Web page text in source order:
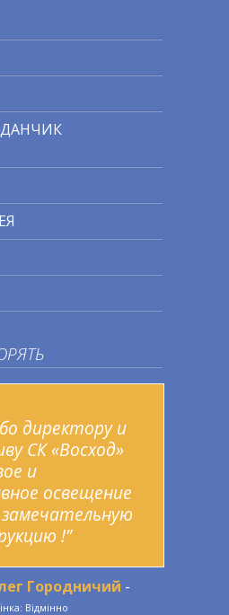
директору и
СК «Восход»
и
освещение
замечательную
!”
Городничий -
Відмінно